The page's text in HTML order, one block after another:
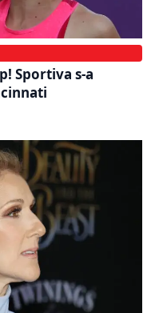
Sportiva s-a